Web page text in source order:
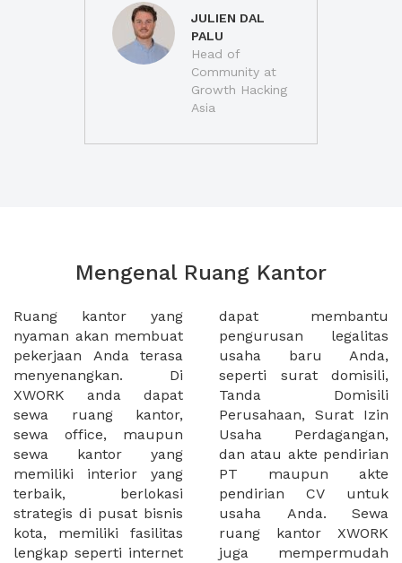
JULIEN DAL
PALU
Head of
Community at
Growth Hacking
Asia
Mengenal Ruang Kantor
Ruang kantor yang
nyaman akan membuat
pekerjaan Anda terasa
menyenangkan. Di
XWORK anda dapat
sewa ruang kantor,
sewa office, maupun
sewa kantor yang
memiliki interior yang
terbaik, berlokasi
strategis di pusat bisnis
kota, memiliki fasilitas
lengkap seperti internet
dapat membantu
pengurusan legalitas
usaha baru Anda,
seperti surat domisili,
Tanda Domisili
Perusahaan, Surat Izin
Usaha Perdagangan,
dan atau akte pendirian
PT maupun akte
pendirian CV untuk
usaha Anda. Sewa
ruang kantor XWORK
juga mempermudah